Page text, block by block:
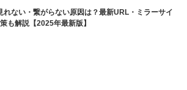
れない・繋がらない原因は？最新URL・ミラーサイ
も解説【2025年最新版】